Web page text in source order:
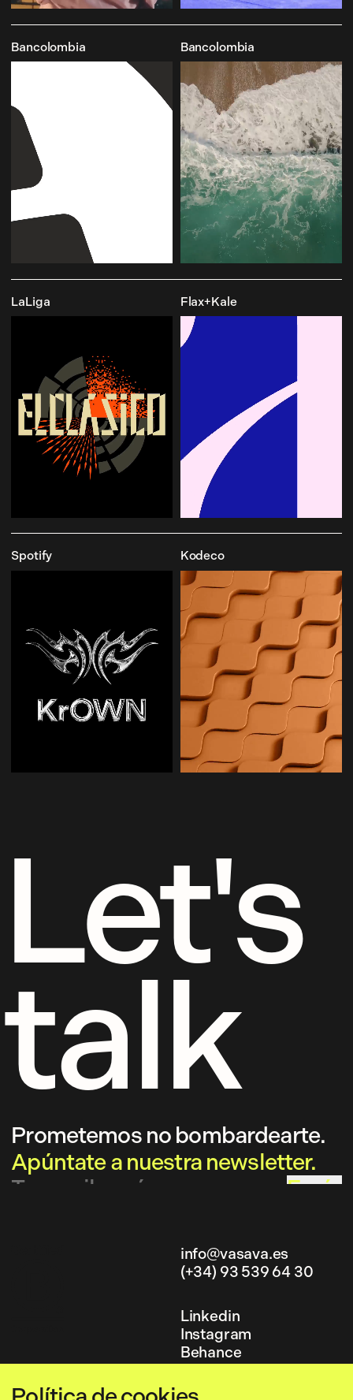
Bancolombia Bancolombia
LaLiga Flax+Kale
Spotify Kodeco
Let's
talk
Prometemos no bombardearte.
Apúntate a nuestra newsletter.
Envía
info@vasava.es
info@vasava.es
(+34) 93 539 64 30
Linkedin
Linkedin
Instagram
Instagram
Behance